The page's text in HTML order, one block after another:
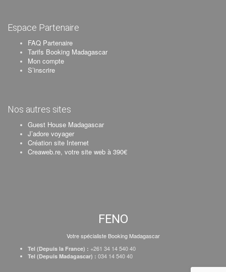
Espace Partenaire
FAQ Partenaire
Tarifs Booking Madagascar
Mon compte
S’inscrire
Nos autres sites
Guest House Madagascar
J’adore voyager
Création site Internet
Creaweb.re, votre site web à 390€
FENO
Votre spécialiste Booking Madagascar
Tel (Depuis la France) : +261 34 14 540 40
Tel (Depuis Madagascar) : 034 14 540 40